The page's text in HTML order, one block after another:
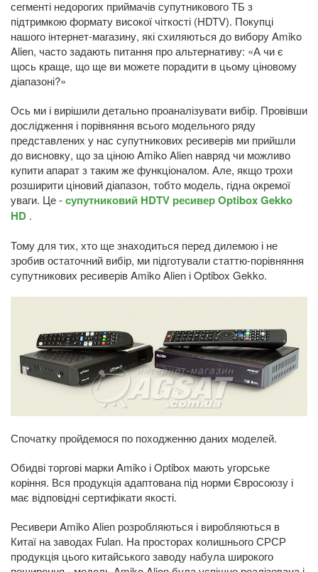
сегменті недорогих приймачів супутникового ТБ з
підтримкою формату високої чіткості (HDTV). Покупці
нашого інтернет-магазину, які схиляються до вибору Amiko
Alien, часто задають питання про альтернативу: «А чи є
щось краще, що ще ви можете порадити в цьому ціновому
діапазоні?»
Ось ми і вирішили детально проаналізувати вибір. Провівши
дослідження і порівняння всього модельного ряду
представлених у нас супутникових ресиверів ми прийшли
до висновку, що за ціною Amiko Alien навряд чи можливо
купити апарат з таким же функціоналом. Але, якщо трохи
розширити ціновий діапазон, тобто модель, гідна окремої
уваги. Це -супутниковий HDTV ресивер Optibox Gekko
HD .
Тому для тих, хто ще знаходиться перед дилемою і не
зробив остаточний вибір, ми підготували статтю-порівняння
супутникових ресиверів Amiko Alien і Optibox Gekko.
Спочатку пройдемося по походженню даних моделей.
Обидві торгові марки Amiko і Optibox мають угорське
коріння. Вся продукція адаптована під норми Євросоюзу і
має відповідні сертифікати якості.
Ресивери Amiko Alien розробляються і виробляються в
Китаї на заводах Fulan. На просторах колишнього СРСР
продукція цього китайського заводу набула широкого